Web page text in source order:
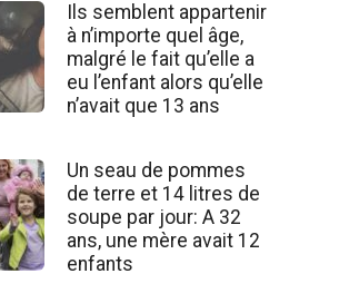
Ils semblent appartenir
à n’importe quel âge,
malgré le fait qu’elle a
eu l’enfant alors qu’elle
n’avait que 13 ans
Un seau de pommes
de terre et 14 litres de
soupe par jour: A 32
ans, une mère avait 12
enfants